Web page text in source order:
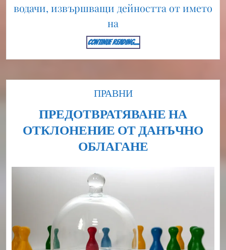
водачи, извършващи дейността от името
на
CONTINUE READING....CONTINUE
ПРАВНИCategory
ПРЕДОТВРАТЯВАНЕ НА
ОТКЛОНЕНИЕ ОТ ДАНЪЧНО
ОБЛАГАНЕ